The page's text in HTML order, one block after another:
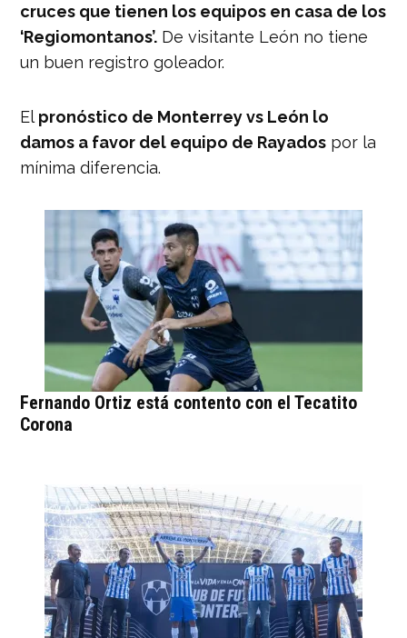
cruces que tienen los equipos en casa de los
‘Regiomontanos’. De visitante León no tiene
un buen registro goleador.
El pronóstico de Monterrey vs León lo
damos a favor del equipo de Rayados por la
mínima diferencia.
Fernando Ortiz está contento con el Tecatito
Corona